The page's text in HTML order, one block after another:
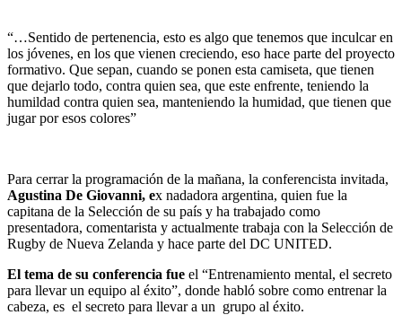
“…Sentido de pertenencia, esto es algo que tenemos que inculcar en
los jóvenes, en los que vienen creciendo, eso hace parte del proyecto
formativo. Que sepan, cuando se ponen esta camiseta, que tienen
que dejarlo todo, contra quien sea, que este enfrente, teniendo la
humildad contra quien sea, manteniendo la humidad, que tienen que
jugar por esos colores”
Para cerrar la programación de la mañana, la conferencista invitada,
Agustina De Giovanni, ex nadadora argentina, quien fue la
capitana de la Selección de su país y ha trabajado como
presentadora, comentarista y actualmente trabaja con la Selección de
Rugby de Nueva Zelanda y hace parte del DC UNITED.
El tema de su conferencia fue el “Entrenamiento mental, el secreto
para llevar un equipo al éxito”, donde habló sobre como entrenar la
cabeza, es el secreto para llevar a un grupo al éxito.